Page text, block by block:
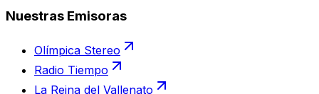
Nuestras Emisoras
Olímpica Stereo
Radio Tiempo
La Reina del Vallenato